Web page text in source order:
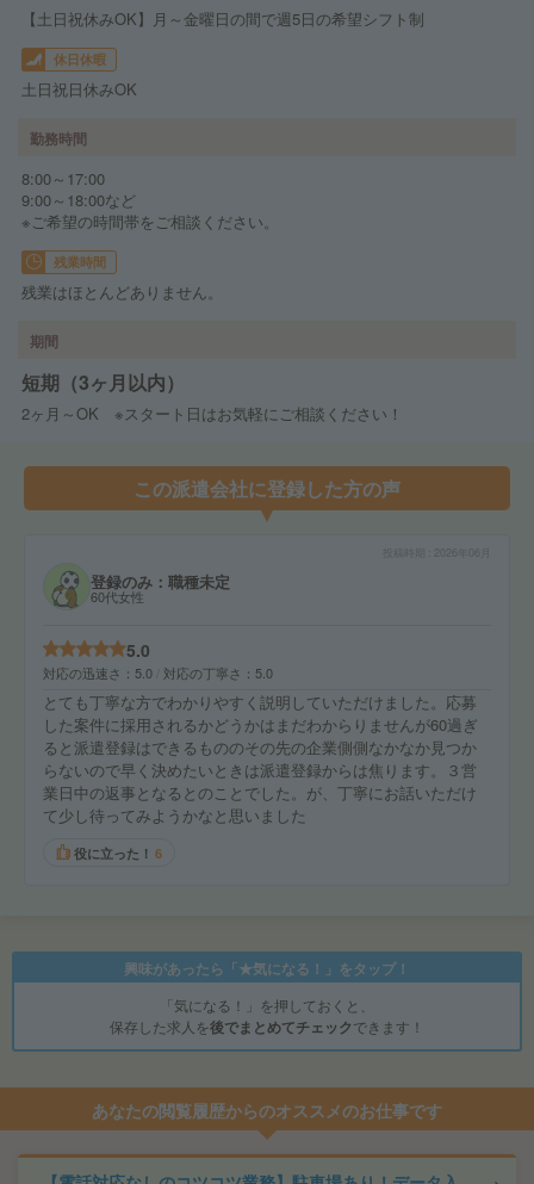
【土日祝休みOK】月～金曜日の間で週5日の希望シフト制
休日休暇
土日祝日休みOK
勤務時間
8:00～17:00
9:00～18:00など
※ご希望の時間帯をご相談ください。
残業時間
残業はほとんどありません。
期間
短期（3ヶ月以内）
2ヶ月～OK ※スタート日はお気軽にご相談ください！
この派遣会社に登録した方の声
登録のみ：職種未定
60代女性
5.0
対応の迅速さ 5.0 対応の丁寧さ 5.0
とても丁寧な方でわかりやすく説明していただけました。応募
した案件に採用されるかどうかはまだわからりませんが60過ぎ
ると派遣登録はできるもののその先の企業側側なかなか見つか
らないので早く決めたいときは派遣登録からは焦ります。３営
業日中の返事となるとのことでした。が、丁寧にお話いただけ
て少し待ってみようかなと思いました
役に立った！ 6
興味があったら「★気になる！」をタップ！
「気になる！」を押しておくと、
保存した求人を後でまとめてチェックできます！
あなたの閲覧履歴からのオススメのお仕事です